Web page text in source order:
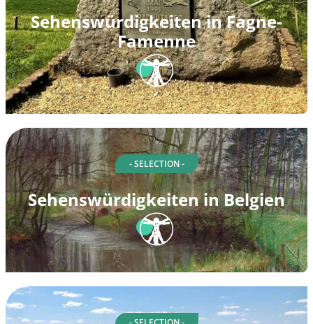
Sehenswürdigkeiten in Fagne-
Famenne
- SELECTION -
Sehenswürdigkeiten in Belgien